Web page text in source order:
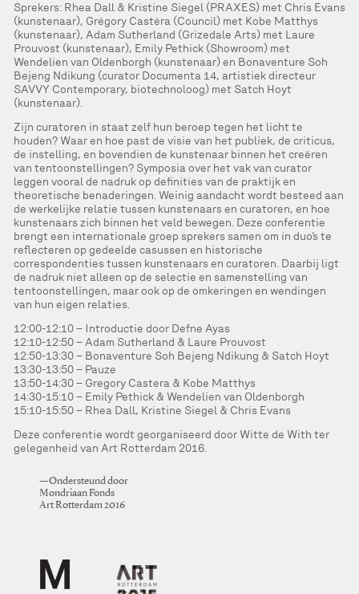
Sprekers: Rhea Dall & Kristine Siegel (PRAXES) met Chris Evans
(kunstenaar), Grégory Castéra (Council) met Kobe Matthys
(kunstenaar), Adam Sutherland (Grizedale Arts) met Laure
Prouvost (kunstenaar), Emily Pethick (Showroom) met
Wendelien van Oldenborgh (kunstenaar) en Bonaventure Soh
Bejeng Ndikung (curator Documenta 14, artistiek directeur
SAVVY Contemporary, biotechnoloog) met Satch Hoyt
(kunstenaar).
Zijn curatoren in staat zelf hun beroep tegen het licht te
houden? Waar en hoe past de visie van het publiek, de criticus,
de instelling, en bovendien de kunstenaar binnen het creëren
van tentoonstellingen? Symposia over het vak van curator
leggen vooral de nadruk op definities van de praktijk en
theoretische benaderingen. Weinig aandacht wordt besteed aan
de werkelijke relatie tussen kunstenaars en curatoren, en hoe
kunstenaars zich binnen het veld bewegen. Deze conferentie
brengt een internationale groep sprekers samen om in duo’s te
reflecteren op gedeelde casussen en historische
correspondenties tussen kunstenaars en curatoren. Daarbij ligt
de nadruk niet alleen op de selectie en samenstelling van
tentoonstellingen, maar ook op de omkeringen en wendingen
van hun eigen relaties.
12:00-12:10 – Introductie door Defne Ayas
12:10-12:50 – Adam Sutherland & Laure Prouvost
12:50-13:30 – Bonaventure Soh Bejeng Ndikung & Satch Hoyt
13:30-13:50 – Pauze
13:50-14:30 – Gregory Castera & Kobe Matthys
14:30-15:10 – Emily Pethick & Wendelien van Oldenborgh
15:10-15:50 – Rhea Dall, Kristine Siegel & Chris Evans
Deze conferentie wordt georganiseerd door Witte de With ter
gelegenheid van Art Rotterdam 2016.
—Ondersteund door
Mondriaan Fonds
Art Rotterdam 2016